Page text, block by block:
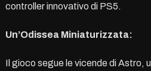
controller innovativo di PS5.
Un’Odissea Miniaturizzata:
Il gioco segue le vicende di Astro,